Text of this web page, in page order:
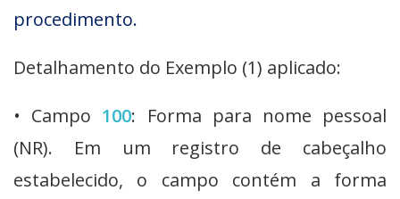
procedimento.
Detalhamento do Exemplo (1) aplicado:
• Campo 100: Forma para nome pessoal
(NR). Em um registro de cabeçalho
estabelecido, o campo contém a forma